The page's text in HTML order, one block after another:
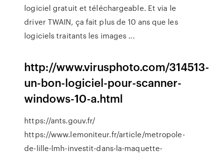
logiciel gratuit et téléchargeable. Et via le
driver TWAIN, ça fait plus de 10 ans que les
logiciels traitants les images ...
http://www.virusphoto.com/314513-
un-bon-logiciel-pour-scanner-
windows-10-a.html
https://ants.gouv.fr/
https://www.lemoniteur.fr/article/metropole-
de-lille-lmh-investit-dans-la-maquette-